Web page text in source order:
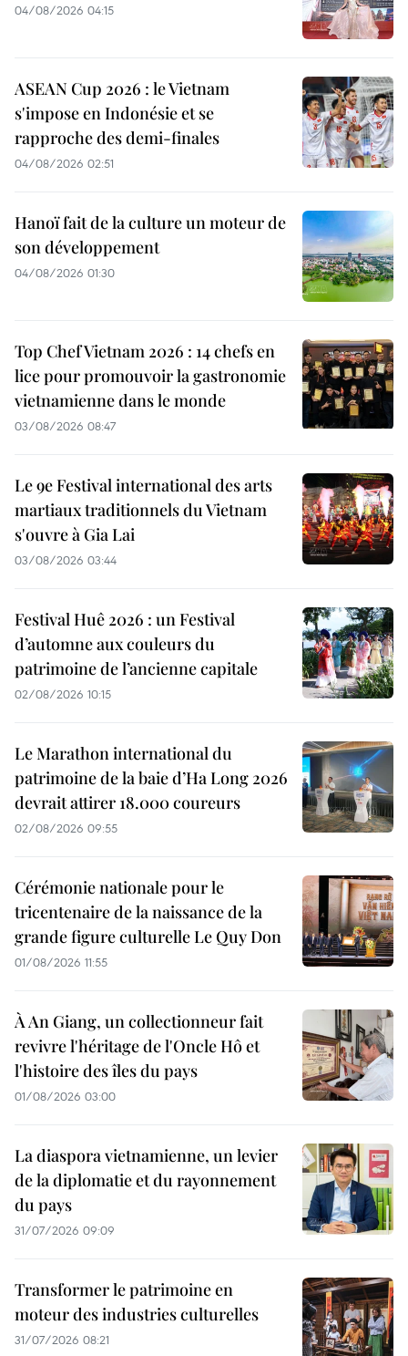
04/08/2026 04:15
ASEAN Cup 2026 : le Vietnam
s'impose en Indonésie et se
rapproche des demi-finales
04/08/2026 02:51
Hanoï fait de la culture un moteur de
son développement
04/08/2026 01:30
Top Chef Vietnam 2026 : 14 chefs en
lice pour promouvoir la gastronomie
vietnamienne dans le monde
03/08/2026 08:47
Le 9e Festival international des arts
martiaux traditionnels du Vietnam
s'ouvre à Gia Lai
03/08/2026 03:44
Festival Huê 2026 : un Festival
d’automne aux couleurs du
patrimoine de l’ancienne capitale
02/08/2026 10:15
Le Marathon international du
patrimoine de la baie d’Ha Long 2026
devrait attirer 18.000 coureurs
02/08/2026 09:55
Cérémonie nationale pour le
tricentenaire de la naissance de la
grande figure culturelle Le Quy Don
01/08/2026 11:55
À An Giang, un collectionneur fait
revivre l'héritage de l'Oncle Hô et
l'histoire des îles du pays
01/08/2026 03:00
La diaspora vietnamienne, un levier
de la diplomatie et du rayonnement
du pays
31/07/2026 09:09
Transformer le patrimoine en
moteur des industries culturelles
31/07/2026 08:21